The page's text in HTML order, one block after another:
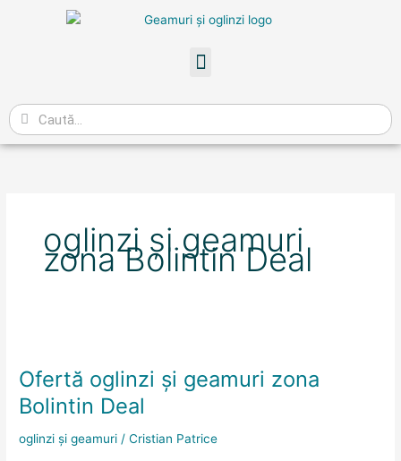
Meniu
Caută
oglinzi și geamuri
zona Bolintin Deal
Ofertă oglinzi și geamuri zona
Bolintin Deal
oglinzi și geamuri /Cristian Patrice
și
geamuri
zona
Bolintin